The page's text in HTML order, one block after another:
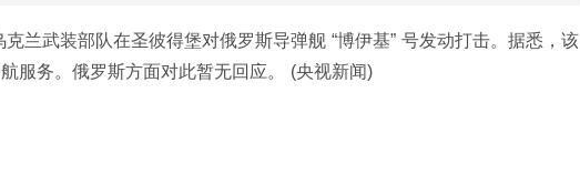
兰武装部队在圣彼得堡对俄罗斯导弹舰 “博伊基” 号发动打击。据悉，该
服务。俄罗斯方面对此暂无回应。 (央视新闻)